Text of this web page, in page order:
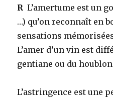
R L’amertume est un
…) qu’on reconnaît en
sensations
L’amer d’un vin est
gentiane ou du
L’astringence est une